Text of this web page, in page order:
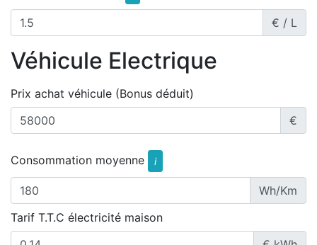
€ / L
Véhicule Electrique
Prix achat véhicule (Bonus déduit)
€
Consommation moyenne i
Wh/Km
Tarif T.T.C électricité maison